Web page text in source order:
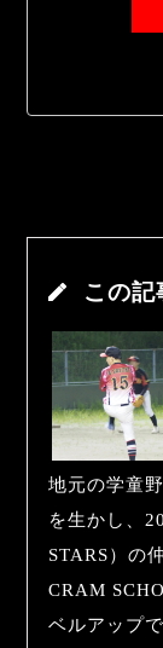
この記
地元の学童
を生かし、
STARS）の
CRAM
ベルアップ